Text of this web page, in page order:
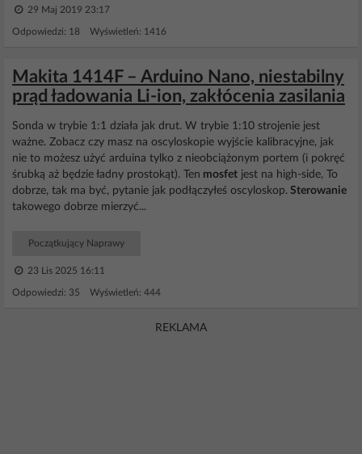
29 Maj 2019 23:17
Odpowiedzi: 18 Wyświetleń: 1416
Makita 1414F – Arduino Nano, niestabilny
prąd ładowania Li-ion, zakłócenia zasilania
Sonda w trybie 1:1 działa jak drut. W trybie 1:10 strojenie jest
ważne. Zobacz czy masz na oscyloskopie wyjście kalibracyjne, jak
nie to możesz użyć arduina tylko z nieobciążonym portem (i pokręć
śrubką aż będzie ładny prostokąt). Ten mosfet jest na high-side, To
dobrze, tak ma być, pytanie jak podłączyłeś oscyloskop. Sterowanie
takowego dobrze mierzyć...
Początkujący Naprawy
23 Lis 2025 16:11
Odpowiedzi: 35 Wyświetleń: 444
REKLAMA